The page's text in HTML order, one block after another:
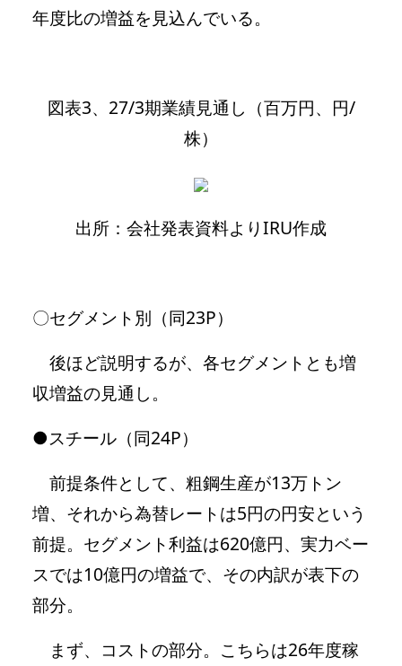
年度比の増益を見込んでいる。
図表3、27/3期業績見通し（百万円、円/
株）
出所：会社発表資料よりIRU作成
〇セグメント別（同23P）
後ほど説明するが、各セグメントとも増
収増益の見通し。
●スチール（同24P）
前提条件として、粗鋼生産が13万トン
増、それから為替レートは5円の円安という
前提。セグメント利益は620億円、実力ベー
スでは10億円の増益で、その内訳が表下の
部分。
まず、コストの部分。こちらは26年度稼